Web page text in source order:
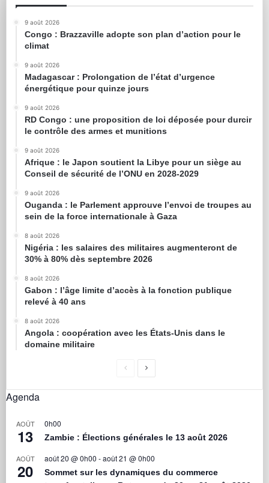
9 août 2026
Congo : Brazzaville adopte son plan d’action pour le
climat
9 août 2026
Madagascar : Prolongation de l’état d’urgence
énergétique pour quinze jours
9 août 2026
RD Congo : une proposition de loi déposée pour durcir
le contrôle des armes et munitions
9 août 2026
Afrique : le Japon soutient la Libye pour un siège au
Conseil de sécurité de l’ONU en 2028-2029
9 août 2026
Ouganda : le Parlement approuve l’envoi de troupes au
sein de la force internationale à Gaza
8 août 2026
Nigéria : les salaires des militaires augmenteront de
30% à 80% dès septembre 2026
8 août 2026
Gabon : l’âge limite d’accès à la fonction publique
relevé à 40 ans
8 août 2026
Angola : coopération avec les États-Unis dans le
domaine militaire
Agenda
AOÛT
13
0h00
Zambie : Élections générales le 13 août 2026
AOÛT
20
août 20 @ 0h00 -août 21 @ 0h00
Sommet sur les dynamiques du commerce